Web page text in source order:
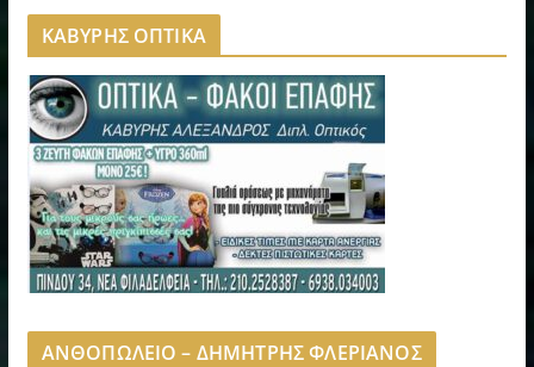
ΚΑΒΥΡΗΣ ΟΠΤΙΚΑ
ΑΝΘΟΠΩΛΕΙΟ – ΔΗΜΗΤΡΗΣ ΦΛΕΡΙΑΝΟΣ